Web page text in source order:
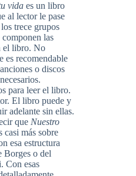
vida es un libro
al lector le pase
trece grupos
las
el libro. No
es recomendable
o discos
para leer el libro.
El libro puede y
adelante sin ellas.
que Nuestro
casi más sobre
esa estructura
Borges o del
Con esas